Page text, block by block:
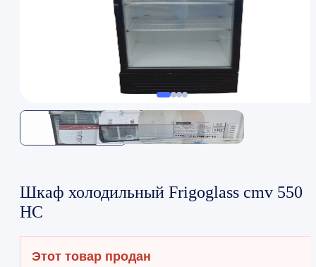
Шкаф холодильный Frigoglass cmv 550
HC
Этот товар продан